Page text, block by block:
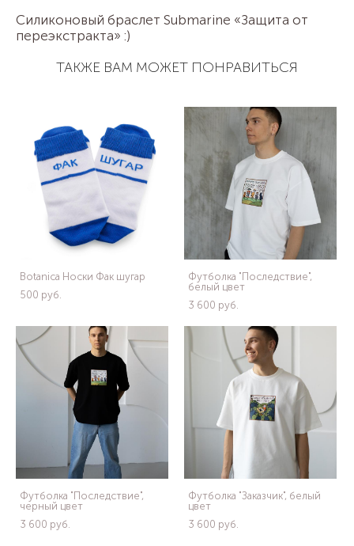
Силиконовый браслет Submarine «Защита от
переэкстракта» :)
ТАКЖЕ ВАМ МОЖЕТ ПОНРАВИТЬСЯ
Botanica Носки Фак шугар
500 pуб.
Футболка "Последствие",
белый цвет
3 600 pуб.
Футболка "Последствие",
черный цвет
3 600 pуб.
Футболка "Заказчик", белый
цвет
3 600 pуб.